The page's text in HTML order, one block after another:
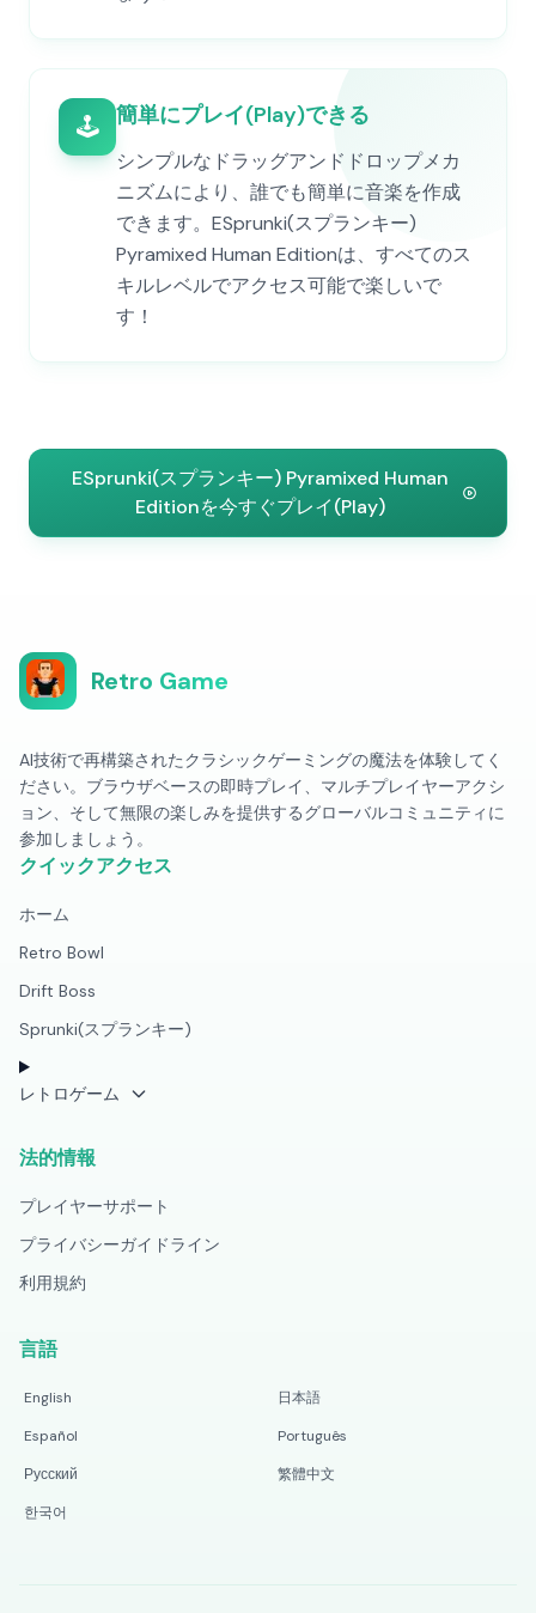
🕹️ 簡単にプレイ(Play)できる
シンプルなドラッグアンドドロップメカ
ニズムにより、誰でも簡単に音楽を作成
できます。ESprunki(スプランキー)
Pyramixed Human Editionは、すべてのス
キルレベルでアクセス可能で楽しいで
す！
ESprunki(スプランキー) Pyramixed Human
Editionを今すぐプレイ(Play)
Retro Game
AI技術で再構築されたクラシックゲーミングの魔法を体験してく
ださい。ブラウザベースの即時プレイ、マルチプレイヤーアクシ
ョン、そして無限の楽しみを提供するグローバルコミュニティに
参加しましょう。
クイックアクセス
ホーム
Retro Bowl
Drift Boss
Sprunki(スプランキー)
レトロゲーム
法的情報
プレイヤーサポート
プライバシーガイドライン
利用規約
言語
English
日本語
Español
Português
Русский
繁體中文
한국어